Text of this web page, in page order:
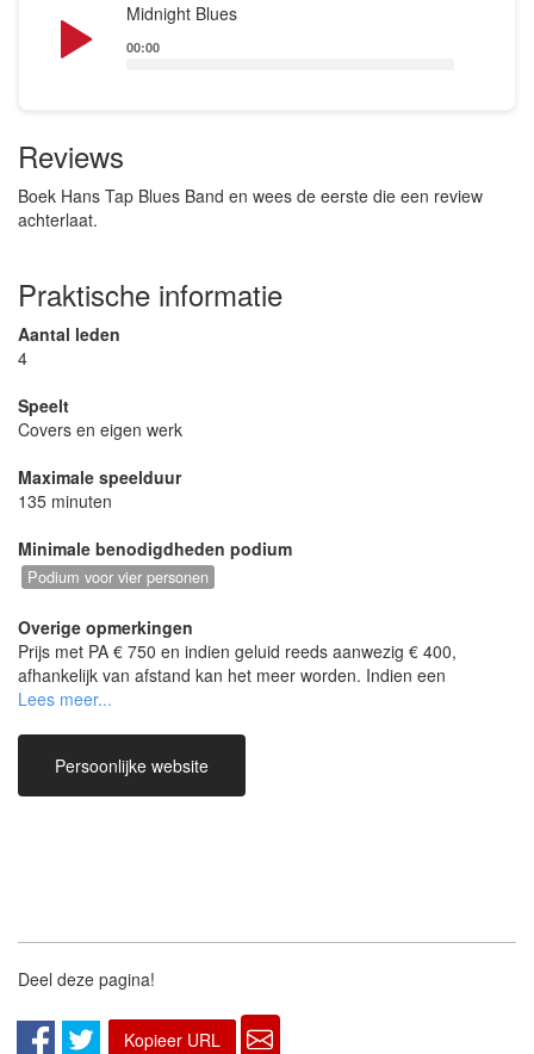
Midnight Blues
Player
00:00
Reviews
Boek Hans Tap Blues Band en wees de eerste die een review
achterlaat.
Praktische informatie
Aantal leden
4
Speelt
Covers en eigen werk
Maximale speelduur
135 minuten
Minimale benodigdheden podium
Podium voor vier personen
Overige opmerkingen
Prijs met PA € 750 en indien geluid reeds aanwezig € 400,
afhankelijk van afstand kan het meer worden. Indien een
eenvoudige zanginstallatie moet worden gehuurd is de prijs €
Persoonlijke website
Deel deze pagina!
Kopieer URL